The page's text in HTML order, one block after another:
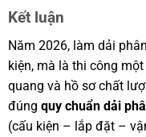
Kết luận
Năm 2026, làm dải
kiện, mà là thi công một
quang và hồ sơ chất
đúng quy chuẩn dải
(cấu kiện – lắp đặt –